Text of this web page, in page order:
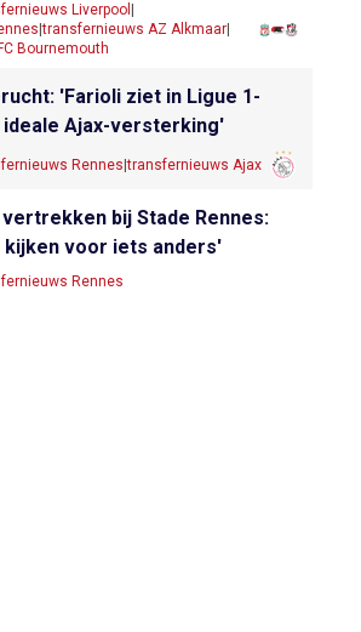
Liverpool
|transfernieuws AZ Alkmaar
Bournemouth
'Farioli ziet in Ligue 1-
Ajax-versterking'
Rennes |transfernieuws Ajax
bij Stade Rennes:
kijken voor iets anders'
Rennes